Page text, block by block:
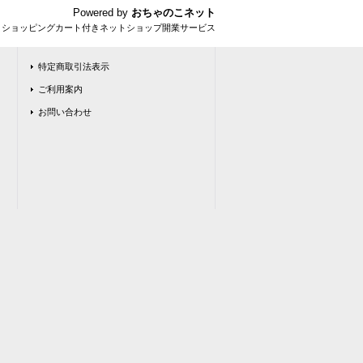
Powered by おちゃのこネット
ョッピングカート付きネットショップ開業サービス
特定商取引法表示
ご利用案内
お問い合わせ